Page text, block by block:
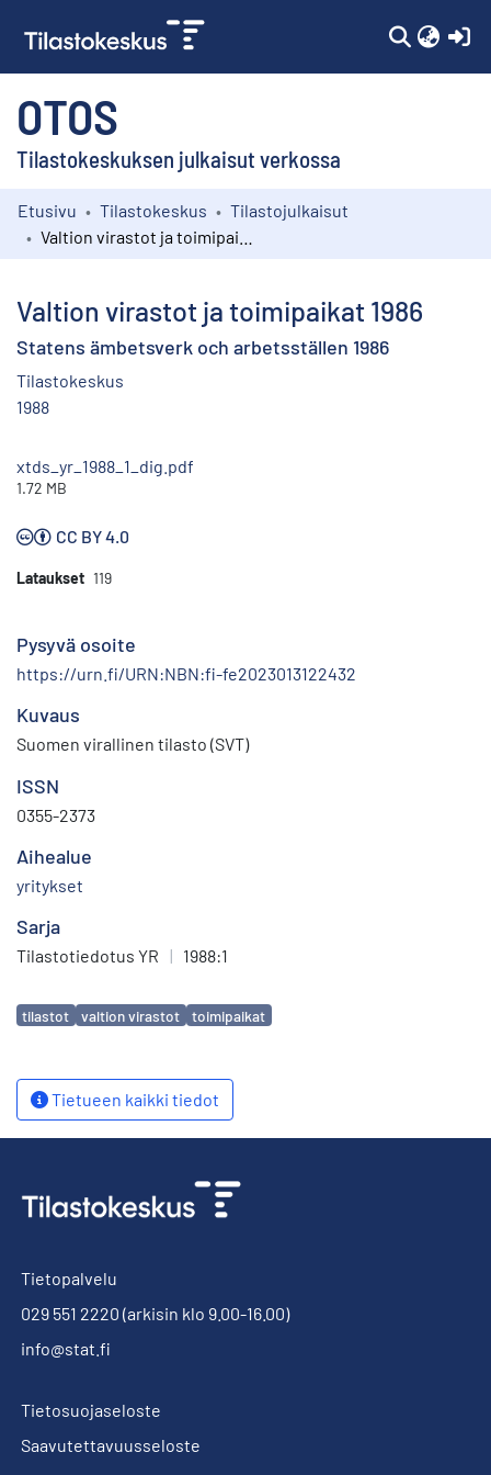
OTOS
Tilastokeskuksen julkaisut verkossa
Kokoelmat
Etusivu Tilastokeskus
Tilastojulkaisut
Valtion virastot ja toimipaikat 1986
Statens ämbetsverk och arbetsställen 1986
Tilastokeskus
1988
xtds_yr_1988_1_dig.pdf
1.72 MB
CC BY 4.0
Lataukset 119
Pysyvä osoite
https://urn.fi/URN:NBN:fi-fe2023013122432
Kuvaus
Suomen virallinen tilasto (SVT)
ISSN
0355-2373
Aihealue
yritykset
Sarja
Tilastotiedotus YR | 1988:1
Avainsanat
tilastot valtion virastot toimipaikat
Tietueen kaikki tiedot
Tietopalvelu
029 551 2220 (arkisin klo 9.00-16.00)
info@stat.fi
Tietosuojaseloste
Saavutettavuusseloste